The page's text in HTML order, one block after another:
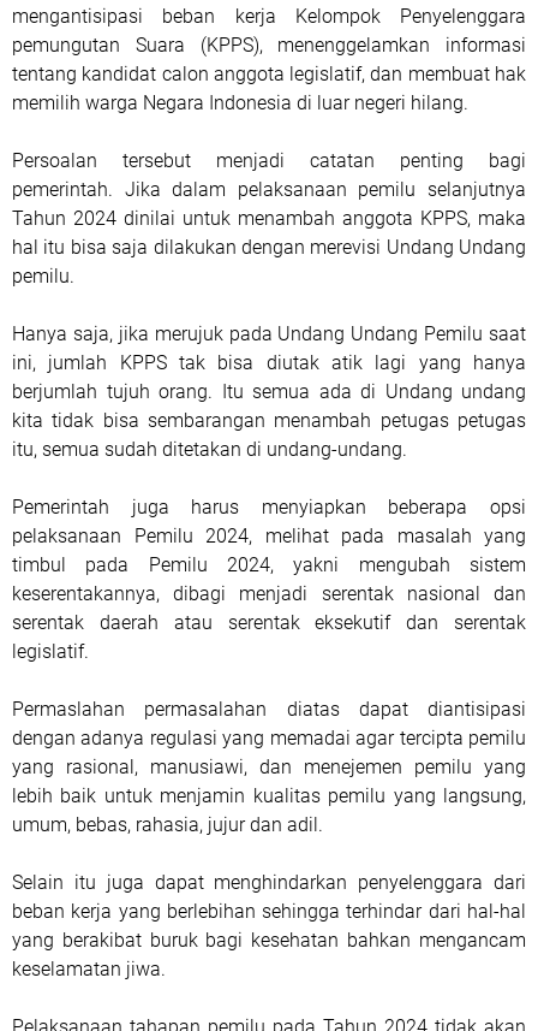
mengantisipasi beban kerja Kelompok Penyelenggara
pemungutan Suara (KPPS), menenggelamkan informasi
tentang kandidat calon anggota legislatif, dan membuat hak
memilih warga Negara Indonesia di luar negeri hilang.
Persoalan tersebut menjadi catatan penting bagi
pemerintah. Jika dalam pelaksanaan pemilu selanjutnya
Tahun 2024 dinilai untuk menambah anggota KPPS, maka
hal itu bisa saja dilakukan dengan merevisi Undang Undang
pemilu.
Hanya saja, jika merujuk pada Undang Undang Pemilu saat
ini, jumlah KPPS tak bisa diutak atik lagi yang hanya
berjumlah tujuh orang. Itu semua ada di Undang undang
kita tidak bisa sembarangan menambah petugas petugas
itu, semua sudah ditetakan di undang-undang.
Pemerintah juga harus menyiapkan beberapa opsi
pelaksanaan Pemilu 2024, melihat pada masalah yang
timbul pada Pemilu 2024, yakni mengubah sistem
keserentakannya, dibagi menjadi serentak nasional dan
serentak daerah atau serentak eksekutif dan serentak
legislatif.
Permaslahan permasalahan diatas dapat diantisipasi
dengan adanya regulasi yang memadai agar tercipta pemilu
yang rasional, manusiawi, dan menejemen pemilu yang
lebih baik untuk menjamin kualitas pemilu yang langsung,
umum, bebas, rahasia, jujur dan adil.
Selain itu juga dapat menghindarkan penyelenggara dari
beban kerja yang berlebihan sehingga terhindar dari hal-hal
yang berakibat buruk bagi kesehatan bahkan mengancam
keselamatan jiwa.